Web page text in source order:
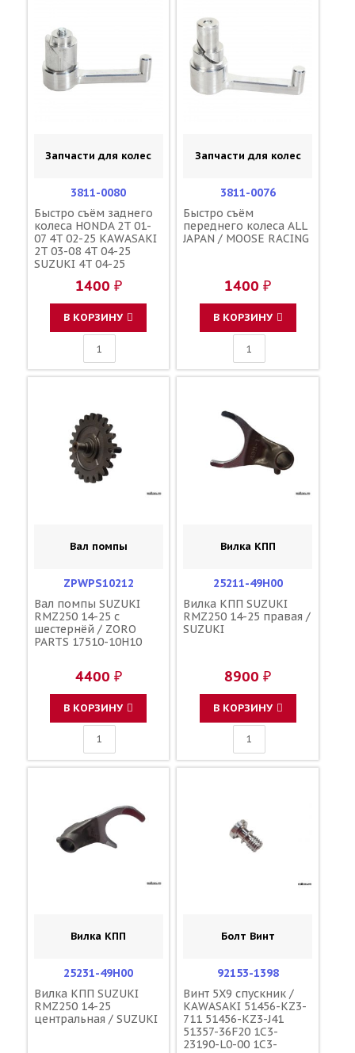
Запчасти для колес
3811-0080
Быстро съём заднего
колеса HONDA 2T 01-
07 4T 02-25 KAWASAKI
2T 03-08 4T 04-25
SUZUKI 4T 04-25
09-25 / MOOSE RACING
1400 ₽
В КОРЗИНУ
Запчасти для колес
3811-0076
Быстро съём
переднего колеса ALL
JAPAN / MOOSE RACING
1400 ₽
В КОРЗИНУ
Вал помпы
ZPWPS10212
Вал помпы SUZUKI
RMZ250 14-25 с
шестернёй / ZORO
PARTS 17510-10H10
4400 ₽
В КОРЗИНУ
Вилка КПП
25211-49H00
Вилка КПП SUZUKI
RMZ250 14-25 правая /
SUZUKI
8900 ₽
В КОРЗИНУ
Вилка КПП
25231-49H00
Вилка КПП SUZUKI
RMZ250 14-25
центральная / SUZUKI
Болт Винт
92153-1398
Винт 5X9 спускник /
KAWASAKI 51456-KZ3-
711 51456-KZ3-J41
51357-36F20 1C3-
23190-L0-00 1C3-